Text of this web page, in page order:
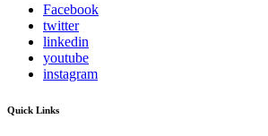
Facebook
twitter
linkedin
youtube
instagram
Quick Links